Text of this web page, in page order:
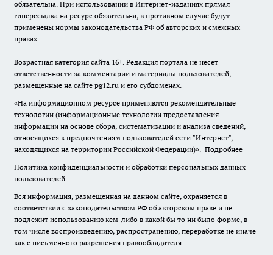
обязательна. При использовании в Интернет-изданиях прямая
гиперссылка на ресурс обязательна, в противном случае будут
применены нормы законодательства РФ об авторских и смежных
правах.
Возрастная категория сайта 16+. Редакция портала не несет
ответственности за комментарии и материалы пользователей,
размещенные на сайте pg12.ru и его субдоменах.
«На информационном ресурсе применяются рекомендательные
технологии (информационные технологии предоставления
информации на основе сбора, систематизации и анализа сведений,
относящихся к предпочтениям пользователей сети "Интернет",
находящихся на территории Российской Федерации)». Подробнее
Политика конфиденциальности и обработки персональных данных
пользователей
Вся информация, размещенная на данном сайте, охраняется в
соответствии с законодательством РФ об авторском праве и не
подлежит использованию кем-либо в какой бы то ни было форме, в
том числе воспроизведению, распространению, переработке не иначе
как с письменного разрешения правообладателя.